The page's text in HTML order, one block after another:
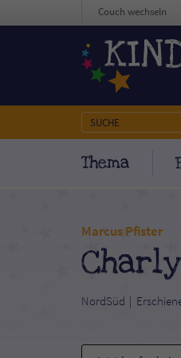
Thema
Couch wechseln
Marcus Pfister
NordSüd